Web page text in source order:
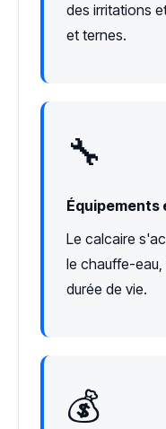
des irritations
et ternes.
🔧
Équipements
Le calcaire
le chauffe-eau,
durée de vie.
💰